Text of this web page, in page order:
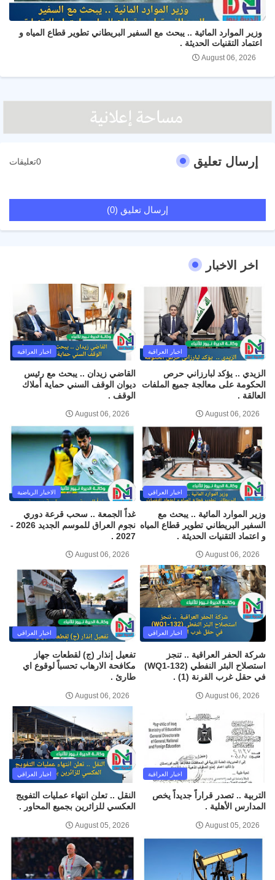
وزير الموارد المائية .. يبحث مع السفير البريطاني تطوير قطاع المياه و
اعتماد التقنيات الحديثة .
August 06, 2026
إرسال تعليق 0تعليقات
إرسال تعليق (0)
اخر الاخبار
اخبار العراقية
الزيدي .. يؤكد لبارزاني حرص
الحكومة على معالجة جميع الملفات
العالقة .
August 06, 2026
اخبار العراقية
القاضي زيدان .. يبحث مع رئيس
ديوان الوقف السني حماية أملاك
الوقف .
August 06, 2026
اخبار العراقي
وزير الموارد المائية .. يبحث مع
السفير البريطاني تطوير قطاع المياه
و اعتماد التقنيات الحديثة .
August 06, 2026
الاخبار الرياضية
غداً الجمعة .. سحب قرعة دوري
نجوم العراق للموسم الجديد 2026 -
2027 .
August 06, 2026
اخبار العراقي
شركة الحفر العراقية .. تنجز
استصلاح البئر النفطي (WQ1-132)
في حقل غرب القرنة (1) .
August 06, 2026
اخبار العراقي
تفعيل إنذار (ج) لقطعات جهاز
مكافحة الارهاب تحسباً لوقوع اي
طارئ .
August 06, 2026
اخبار العراقية
التربية .. تصدر قراراً جديداً يخص
المدارس الأهلية .
August 05, 2026
اخبار العراقي
النقل .. تعلن انتهاء عمليات التفويج
العكسي للزائرين بجميع المحاور .
August 05, 2026